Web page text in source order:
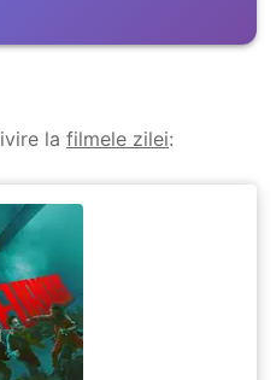
la filmele zilei: